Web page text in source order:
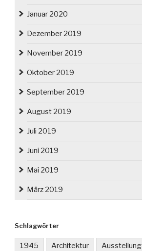
Januar 2020
Dezember 2019
November 2019
Oktober 2019
September 2019
August 2019
Juli 2019
Juni 2019
Mai 2019
März 2019
Schlagwörter
1945 Architektur Ausstellung